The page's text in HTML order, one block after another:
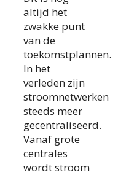
altijd het
zwakke punt
van de
toekomstplannen.
In het
verleden zijn
stroomnetwerken
steeds meer
gecentraliseerd.
Vanaf grote
centrales
wordt stroom